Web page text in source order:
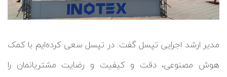
مدیر ارشد اجرایی تپسل گفت: در تپسل سعی کرده‌ایم با کمک
هوش مصنوعی، دقت و کیفیت و رضایت مشتریانمان را